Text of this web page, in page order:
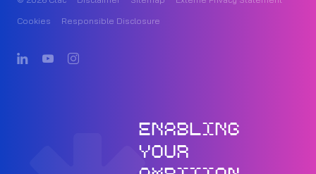
Cookies
Responsible Disclosure
ENABLING
YOUR